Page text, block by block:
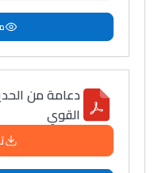
دعامة من
القوي